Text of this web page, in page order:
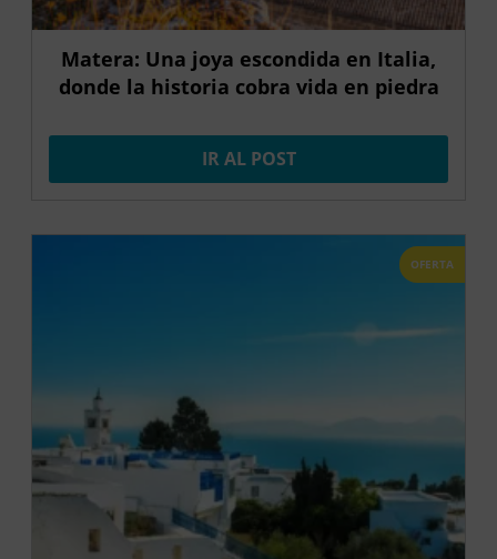
Matera: Una joya escondida en Italia,
donde la historia cobra vida en piedra
IR AL POST
OFERTA